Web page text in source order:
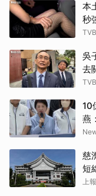
本
秒
吳
去
10
燕
慈
短
上報